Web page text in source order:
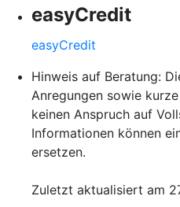
easyCredit
easyCredit
Hinweis auf Beratung:
Anregungen sowie
keinen Anspruch auf
Informationen können
ersetzen.
Zuletzt aktualisiert am